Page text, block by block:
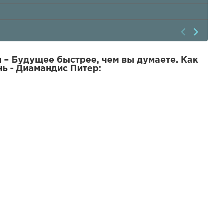
– Будущее быстрее, чем вы думаете. Как
- Диамандис Питер: